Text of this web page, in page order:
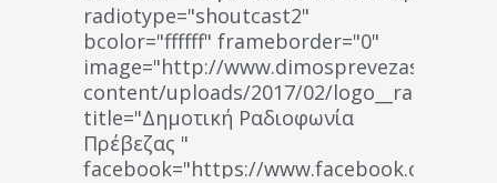
radiotype="shoutcast2"
bcolor="ffffff" frameborder="0"
image="http://www.dimosprevezas.gr/wp-
content/uploads/2017/02/
title="Δημοτική Ραδιοφωνία
Πρέβεζας "
facebook="https://www.facebook.com/